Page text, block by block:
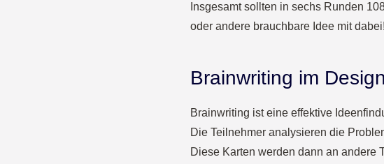
Insgesamt sollten in sechs Runden
oder andere brauchbare Idee mit dabei!
Brainwriting im
Brainwriting ist eine effektive
Die Teilnehmer analysieren die
Diese Karten werden dann an andere